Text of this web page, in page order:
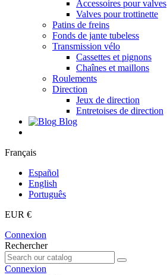
Accessoires pour valves
Valves pour trottinette
Patins de freins
Fonds de jante tubeless
Transmission vélo
Cassettes et pignons
Chaînes et maillons
Roulements
Direction
Jeux de direction
Entretoises de direction
Blog
Français
Español
English
Português
EUR €
Connexion
Rechercher
Connexion